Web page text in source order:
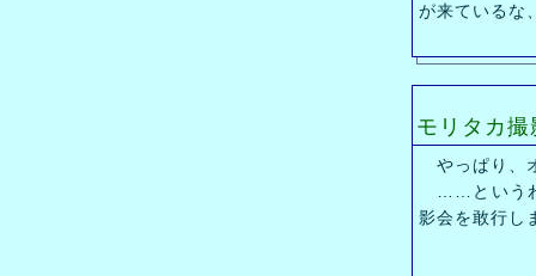
が来ているな
モリタカ撮
やっぱり、
……というわ
影会を敢行し